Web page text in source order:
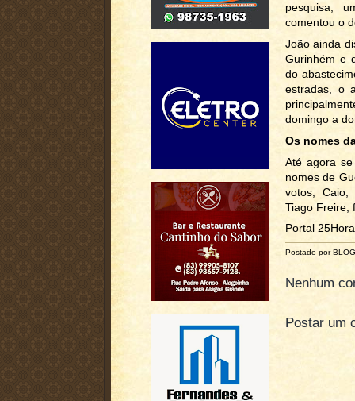
pesquisa,
comentou o
João ainda
Gurinhém e
do
estradas, o
domingo a
Os nomes
Até agora
nomes de
votos, Caio,
Tiago Freire,
Portal
Postado por
Nenhum
Postar um